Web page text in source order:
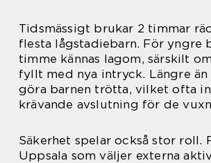
Tidsmässigt brukar 2 timmar
flesta lågstadiebarn. För yngre
timme kännas lagom, särskilt
fyllt med nya intryck. Längre än
göra barnen trötta, vilket ofta
krävande avslutning för de
Säkerhet spelar också stor roll.
Uppsala som väljer externa